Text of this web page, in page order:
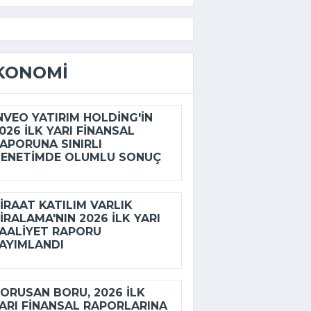
YATIRIM HOLDING'IN
ILK YARI FINANSAL
SINIRLI
OLUMLU SONUÇ
KATILIM VARLIK
2026 ILK YARI
RAPORU
BORU, 2026 ILK
FINANSAL RAPORLARINA